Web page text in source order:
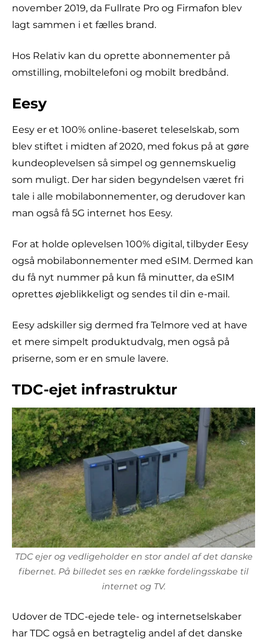
november 2019, da Fullrate Pro og Firmafon blev
lagt sammen i et fælles brand.
Hos Relativ kan du oprette abonnementer på
omstilling, mobiltelefoni og mobilt bredbånd.
Eesy
Eesy er et 100% online-baseret teleselskab, som
blev stiftet i midten af 2020, med fokus på at gøre
kundeoplevelsen så simpel og gennemskuelig
som muligt. Der har siden begyndelsen været fri
tale i alle mobilabonnementer, og derudover kan
man også få 5G internet hos Eesy.
For at holde oplevelsen 100% digital, tilbyder Eesy
også mobilabonnementer med eSIM. Dermed kan
du få nyt nummer på kun få minutter, da eSIM
oprettes øjeblikkeligt og sendes til din e-mail.
Eesy adskiller sig dermed fra Telmore ved at have
et mere simpelt produktudvalg, men også på
priserne, som er en smule lavere.
TDC-ejet infrastruktur
TDC ejer og vedligeholder en stor andel af det danske
fibernet. På billedet ses en række fordelingsskabe til
internet og TV.
Udover de TDC-ejede tele- og internetselskaber
har TDC også en betragtelig andel af det danske